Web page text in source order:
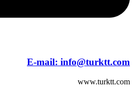
E-mail: info@turktt.com
www.turktt.com